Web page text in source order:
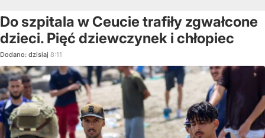
Do szpitala w Ceucie trafiły zgwałcone
dzieci. Pięć dziewczynek i chłopiec
Dodano: dzisiaj 8:11